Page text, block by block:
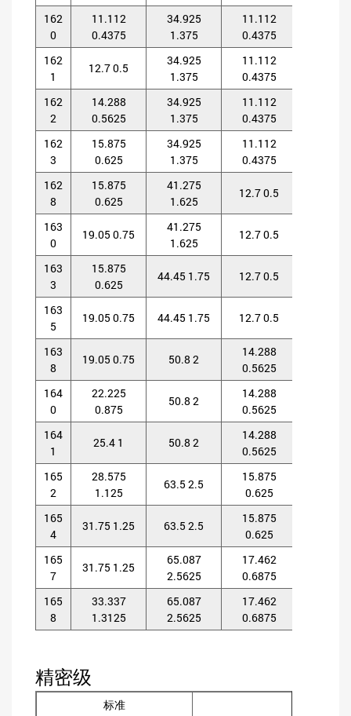
162
0
11.112
0.4375
34.925
1.375
11.112
0.4375
162
1
12.7 0.5
34.925
1.375
11.112
0.4375
162
2
14.288
0.5625
34.925
1.375
11.112
0.4375
162
3
15.875
0.625
34.925
1.375
11.112
0.4375
162
8
15.875
0.625
41.275
1.625
12.7 0.5
163
0
19.05 0.75
41.275
1.625
12.7 0.5
163
3
15.875
0.625
44.45 1.75 12.7 0.5
163
5
19.05 0.75 44.45 1.75 12.7 0.5
163
8
19.05 0.75 50.8 2
14.288
0.5625
164
0
22.225
0.875
50.8 2
14.288
0.5625
164
1
25.4 1 50.8 2
14.288
0.5625
165
2
28.575
1.125
63.5 2.5
15.875
0.625
165
4
31.75 1.25 63.5 2.5
15.875
0.625
165
7
31.75 1.25
65.087
2.5625
17.462
0.6875
165
8
33.337
1.3125
65.087
2.5625
17.462
0.6875
精密级
标准